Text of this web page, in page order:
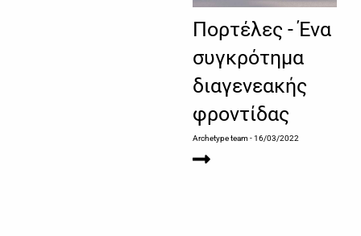
Πορτέλες - Ένα
συγκρότημα
διαγενεακής
φροντίδας
Archetype team- 16/03/2022